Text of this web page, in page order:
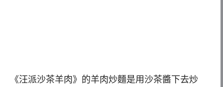
《汪派沙茶羊肉》的羊肉炒麵是用沙茶醬下去炒